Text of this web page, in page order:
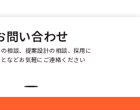
問い合わせ
相談、提案設計の相談、採用に
などお気軽にご連絡ください